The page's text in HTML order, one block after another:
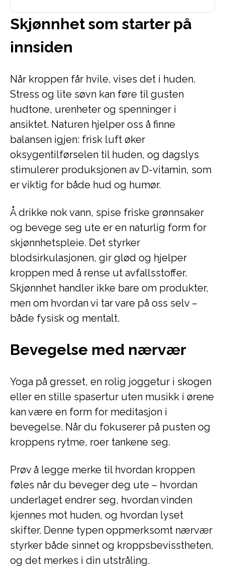
Skjønnhet som starter på
innsiden
Når kroppen får hvile, vises det i huden.
Stress og lite søvn kan føre til gusten
hudtone, urenheter og spenninger i
ansiktet. Naturen hjelper oss å finne
balansen igjen: frisk luft øker
oksygentilførselen til huden, og dagslys
stimulerer produksjonen av D-vitamin, som
er viktig for både hud og humør.
Å drikke nok vann, spise friske grønnsaker
og bevege seg ute er en naturlig form for
skjønnhetspleie. Det styrker
blodsirkulasjonen, gir glød og hjelper
kroppen med å rense ut avfallsstoffer.
Skjønnhet handler ikke bare om produkter,
men om hvordan vi tar vare på oss selv –
både fysisk og mentalt.
Bevegelse med nærvær
Yoga på gresset, en rolig joggetur i skogen
eller en stille spasertur uten musikk i ørene
kan være en form for meditasjon i
bevegelse. Når du fokuserer på pusten og
kroppens rytme, roer tankene seg.
Prøv å legge merke til hvordan kroppen
føles når du beveger deg ute – hvordan
underlaget endrer seg, hvordan vinden
kjennes mot huden, og hvordan lyset
skifter. Denne typen oppmerksomt nærvær
styrker både sinnet og kroppsbevisstheten,
og det merkes i din utstråling.